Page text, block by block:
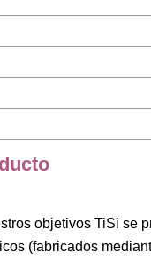
objetivos TiSi se
(fabricados